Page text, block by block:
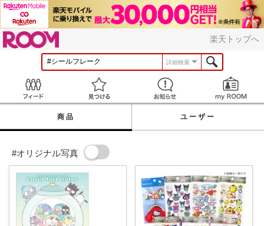
楽天トップへ
詳細検索
見つける お知らせ
商品 ユーザー
#オリジナル写真